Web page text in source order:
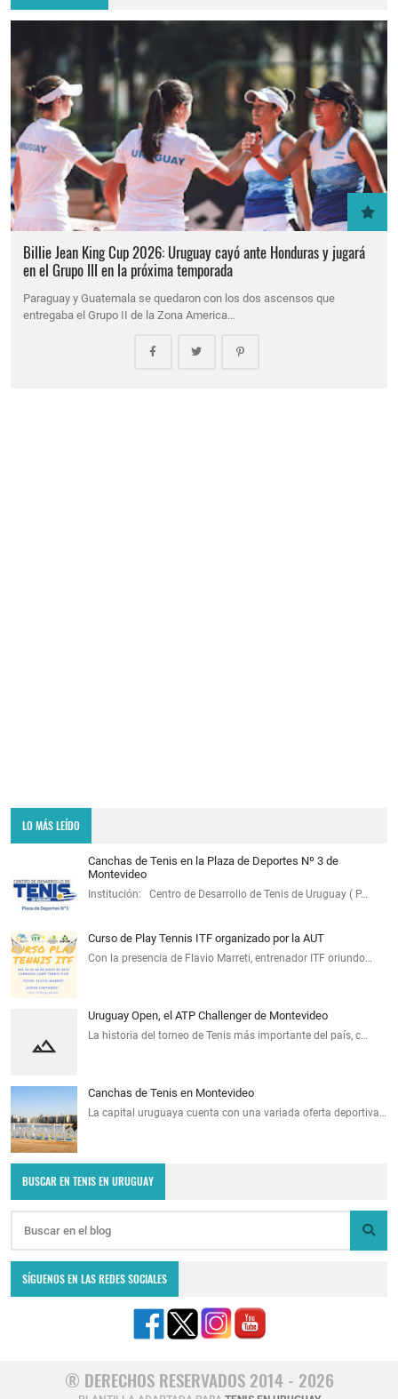
Billie Jean King Cup 2026: Uruguay cayó ante Honduras y jugará
en el Grupo III en la próxima temporada
Paraguay y Guatemala se quedaron con los dos ascensos que
entregaba el Grupo II de la Zona America…
LO MÁS LEÍDO
Canchas de Tenis en la Plaza de Deportes Nº 3 de
Montevideo
Institución: Centro de Desarrollo de Tenis de Uruguay ( P…
Curso de Play Tennis ITF organizado por la AUT
Con la presencia de Flavio Marreti, entrenador ITF oriundo…
Uruguay Open, el ATP Challenger de Montevideo
La historia del torneo de Tenis más importante del país, c…
Canchas de Tenis en Montevideo
La capital uruguaya cuenta con una variada oferta deportiva…
BUSCAR EN TENIS EN URUGUAY
SÍGUENOS EN LAS REDES SOCIALES
® DERECHOS RESERVADOS 2014 - 2026